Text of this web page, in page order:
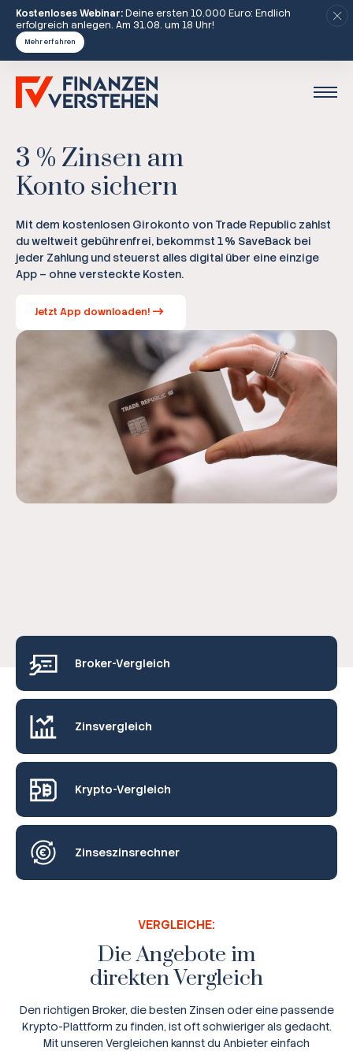
Kostenloses Webinar:Deine ersten 10.000 Euro: Endlich
erfolgreich anlegen. Am 31.08. um 18 Uhr!
Mehr erfahren
3 % Zinsen am
Konto sichern
Mit dem kostenlosen Girokonto von Trade Republic zahlst
du weltweit gebührenfrei, bekommst 1 % SaveBack bei
jeder Zahlung und steuerst alles digital über eine einzige
App – ohne versteckte Kosten.
Jetzt App downloaden!
Broker-Vergleich
Zinsvergleich
Krypto-Vergleich
Zinseszinsrechner
VERGLEICHE:
Die Angebote im
direkten Vergleich
Den richtigen Broker, die besten Zinsen oder eine passende
Krypto-Plattform zu finden, ist oft schwieriger als gedacht.
Mit unseren Vergleichen kannst du Anbieter einfach